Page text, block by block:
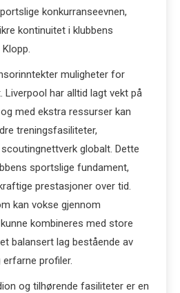
konkurranseevnen,
kontinuitet i klubbens
muligheter for
Liverpool har alltid lagt vekt på
med ekstra ressurser kan
treningsfasiliteter,
globalt. Dette
sportslige fundament,
prestasjoner over tid.
kan vokse gjennom
kombineres med store
balansert lag bestående av
profiler.
og tilhørende fasiliteter er en